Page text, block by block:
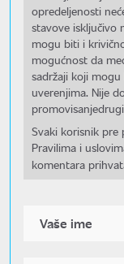
opredeljenosti
stavove isključivo
mogu biti i
mogućnost da
sadržaji koji
uverenjima. Nije
Svaki korisnik pre
Pravilima i
komentara